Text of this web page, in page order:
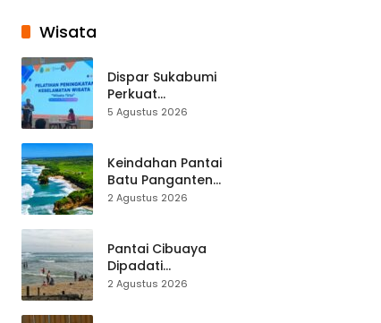
Wisata
Dispar Sukabumi
Perkuat
Keselamatan
Mitigasi hingga
Teknik Evakuasi
5 Agustus 2026
Keindahan Pantai
Batu Panganten
Mulai Dilirik
2 Agustus 2026
Pantai Cibuaya
Dipadati
Wisatawan,
2 Agustus 2026